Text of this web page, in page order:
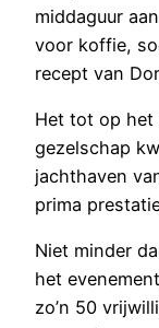
middaguur
voor koffie,
recept van
Het tot op het
gezelschap
jachthaven
prima
Niet minder
het
zo’n 50